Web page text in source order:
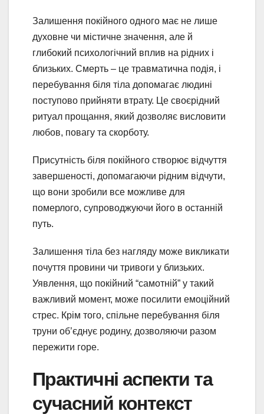
Залишення покійного одного має не лише
духовне чи містичне значення, але й
глибокий психологічний вплив на рідних і
близьких. Смерть – це травматична подія, і
перебування біля тіла допомагає людині
поступово прийняти втрату. Це своєрідний
ритуал прощання, який дозволяє висловити
любов, повагу та скорботу.
Присутність біля покійного створює відчуття
завершеності, допомагаючи рідним відчути,
що вони зробили все можливе для
померлого, супроводжуючи його в останній
путь.
Залишення тіла без нагляду може викликати
почуття провини чи тривоги у близьких.
Уявлення, що покійний “самотній” у такий
важливий момент, може посилити емоційний
стрес. Крім того, спільне перебування біля
труни об’єднує родину, дозволяючи разом
пережити горе.
Практичні аспекти та
сучасний контекст